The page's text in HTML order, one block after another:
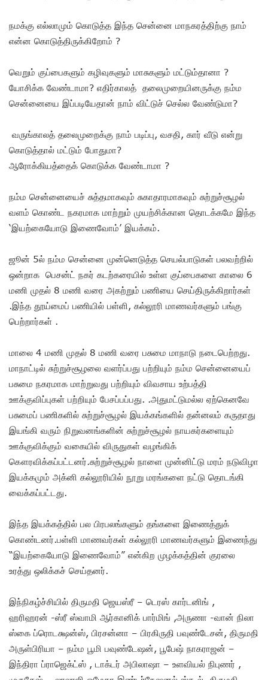
நமக்கு எல்லாமும் கொடுத்த இந்த சென்னை மாநகரத்திற்கு நாம்
என்ன கொடுத்திருக்கிறோம் ?
வெறும் குப்பைகளும் கழிவுகளும் மாசுகளும் மட்டும்தானா ?
யோசிக்க வேண்டாமா? எதிர்காலத் தலைமுறையினருக்கு நம்ம
சென்னையை இப்படியேதான் நாம் விட்டுச் செல்ல வேண்டுமா?
வருங்காலத் தலைமுறைக்கு நாம் படிப்பு, வசதி, கார் வீடு என்று
கொடுத்தால் மட்டும் போதுமா?
ஆரோக்கியத்தைக் கொடுக்க வேண்டாமா ?
நம்ம சென்னையைச் சுத்தமாகவும் சுகாதாரமாகவும் சுற்றுச்சூழல்
வளம் கொண்ட நகரமாக மாற்றும் முயற்சிக்கான தொடக்கமே இந்த
‘இயற்கையோடு இணைவோம்’ இயக்கம்.
ஜூன் 5ல் நம்ம சென்னை முன்னெடுத்த செயல்பாடுகள் பலவற்றில்
ஒன்றாக பெசன்ட் நகர் கடற்கரையில் உள்ள குப்பைகளை காலை 6
மணி முதல் 8 மணி வரை அகற்றும் பணியை செய்திருக்கிறார்கள்
.இந்த தூய்மைப் பணியில் பள்ளி, கல்லூரி மாணவர்களும் பங்கு
பெற்றார்கள் .
மாலை 4 மணி முதல் 8 மணி வரை பசுமை மாநாடு நடைபெற்றது.
மாநாட்டில் சுற்றுச்சூழலை வளர்ப்பது பற்றியும் நம்ம சென்னையைப்
பசுமை நகரமாக மாற்றுவது பற்றியும் விவசாய உற்பத்தி
ஊக்குவிப்புகள் பற்றியும் பேசப்பப்பது. .அதுமட்டுமல்ல ஏற்கெனவே
பசுமைப் பணிகளில் சுற்றுச்சூழல் இயக்கங்களில் தன்னலம் கருதாது
இயங்கி வரும் நிறுவனங்களின் சுற்றுச்சூழல் நாயகர்களையும்
ஊக்குவிக்கும் வகையில் விருதுகள் வழங்கிக்
கௌரவிக்கப்பட்டனர்.சுற்றுச்சூழல் நாளை முன்னிட்டு மரம் நடுவிழா
இயக்கமும் அக்னி கல்லூரியில் நூறு மரங்களை நட்டு தொடங்கி
வைக்கப்பட்டது.
இந்த இயக்கத்தில் பல பிரபலங்களும் தங்களை இணைத்துக்
கொண்டனர்.பள்ளி மாணவர்கள் கல்லூரி மாணவர்களும் இணைந்து
“இயற்கையோடு இணைவோம்” என்கிற முழக்கத்தின் குரலை
உரத்து ஒலிக்கச் செய்தனர்.
இந்நிகழ்ச்சியில் திருமதி ஜெயஸ்ரீ – டெரஸ் கார்டனிங் ,
ஹரிஹரன் -ஸ்ரீ ஸ்வாமி ஆர்கானிக் பார்மிங் ,அருணா -வான் நிலா
ஸ்கை ப்ரொடக்ஷன்ஸ், பிரசன்னா – பிரகிருதி பவுண்டேசன், திருமதி
அருள்பிரியா – நம்ம பூமி பவுண்டேஷன், பூபேஷ் நாகராஜன் –
இந்திரா ப்ராஜெக்ட்ஸ் , டாக்டர் அபிலாஷா – உளவியல் நிபுணர் ,